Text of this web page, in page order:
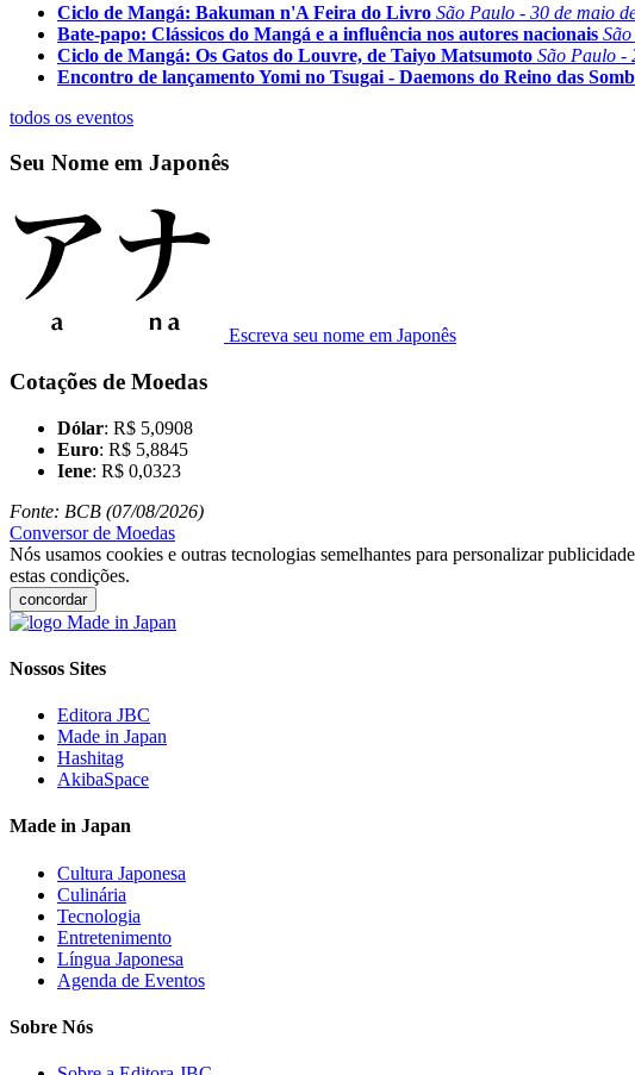
Ciclo de Mangá: Bakuman n'A Feira do Livro São Paulo - 30 de maio
Bate-papo: Clássicos do Mangá e a influência nos autores nacionais
Ciclo de Mangá: Os Gatos do Louvre, de Taiyo Matsumoto São Paulo -
Encontro de lançamento Yomi no Tsugai - Daemons do Reino das
todos os eventos
Seu Nome em Japonês
Escreva seu nome em Japonês
Cotações de Moedas
Dólar: R$ 5,0908
Euro: R$ 5,8845
Iene: R$ 0,0323
Fonte: BCB (07/08/2026)
Conversor de Moedas
Nós usamos cookies e outras tecnologias semelhantes para personalizar
estas condições.
concordar
Nossos Sites
Editora JBC
Made in Japan
Hashitag
AkibaSpace
Made in Japan
Cultura Japonesa
Culinária
Tecnologia
Entretenimento
Língua Japonesa
Agenda de Eventos
Sobre Nós